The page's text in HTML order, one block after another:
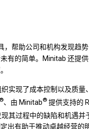
帮助公司和机构发现趋
有的简单。Minitab 还提
实现了成本控制以及质
®、由 Minitab® 提供支持的
现其过程中的缺陷和机遇
出有助于推动卓越经营的